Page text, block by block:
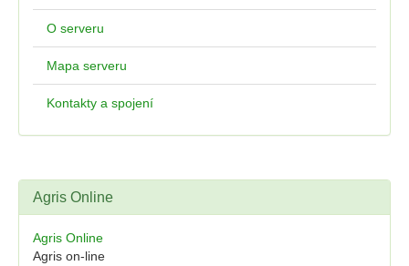
O serveru
Mapa serveru
Kontakty a spojení
Agris Online
Agris Online
Agris on-line